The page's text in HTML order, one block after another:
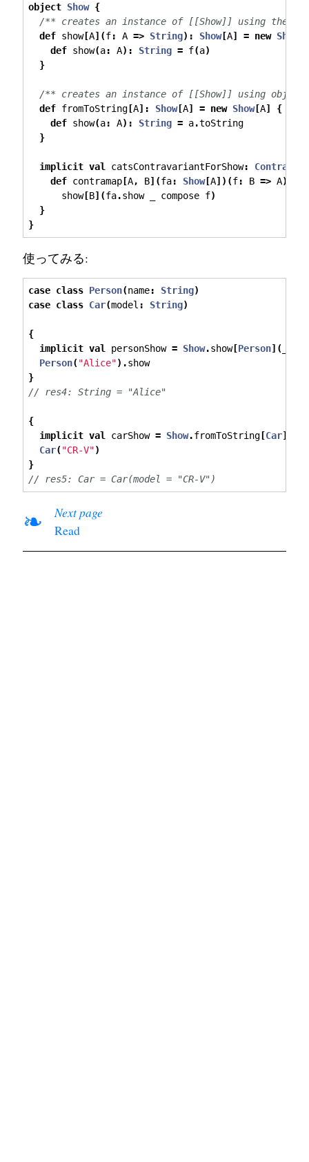
object Show {
/** creates an instance of [[Show]] using the
def show[A](f: A => String): Show[A] = new Show
def show(a: A): String = f(a)
}
/** creates an instance of [[Show]] using
def fromToString[A]: Show[A] = new Show[A]
{
def show(a: A): String = a.toString
}
implicit val catsContravariantForShow:
def contramap[A, B](fa: Show[A])(f: B => A):
show[B](fa.show _ compose f)
}
}
使ってみる:
case class Person(name: String)
case class Car(model : String)
{
implicit val personShow = Show.show[Person](
Person("Alice").show
}
// res4: String = "Alice"
{
implicit val carShow = Show.fromToString[Car]
Car("CR-V")
}
// res5: Car = Car(model = "CR-V")
❧
Next page
Read